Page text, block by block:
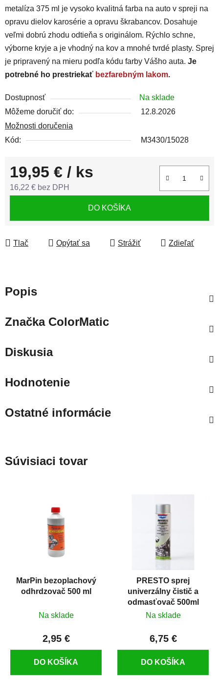
metalíza 375 ml je vysoko kvalitná farba na auto v spreji na
opravu dielov karosérie a opravu škrabancov. Dosahuje
veľmi dobrú zhodu odtieňa s originálom. Rýchlo schne,
výborne kryje a je vhodný na kov a mnohé tvrdé plasty. Sprej
je pripravený na mieru podľa kódu farby Vášho auta. Je
potrebné ho prestriekať bezfarebným lakom.
Dostupnosť
Na sklade
Môžeme doručiť do:
12.8.2026
Možnosti doručenia
Kód:
M3430/15028
19,95 € / ks
16,22 € bez DPH
DO KOŠÍKA
Tlač Opýtať sa Strážiť Zdieľať
Popis
ZnačkaColorMatic
Diskusia
Hodnotenie
Ostatné informácie
Súvisiaci tovar
MarPin bezoplachový
odhrdzovač 500 ml
Na sklade
2,95 €
DO KOŠÍKA
PRESTO sprej
univerzálny čistič a
odmasťovač 500ml
Na sklade
6,75 €
DO KOŠÍKA